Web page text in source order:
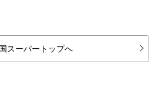
スーパートップへ